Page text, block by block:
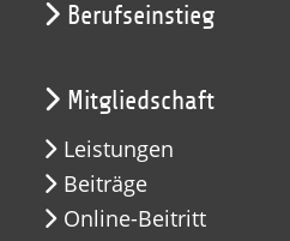
Berufseinstieg
Mitgliedschaft
Leistungen
Beiträge
Online-Beitritt